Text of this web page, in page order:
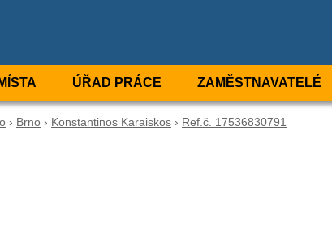
ÚŘAD PRÁCE ZAMĚSTNAVATELÉ
› Brno › Konstantinos Karaiskos › Ref.č. 17536830791